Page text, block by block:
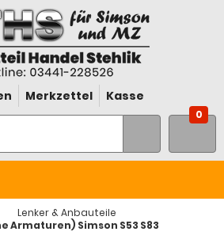
Merkzettel Kasse
0
Lenker & Anbauteile
Simson S53 S83